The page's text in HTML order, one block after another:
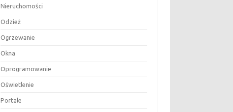
Nieruchomości
Odzież
Ogrzewanie
Okna
Oprogramowanie
Oświetlenie
Portale